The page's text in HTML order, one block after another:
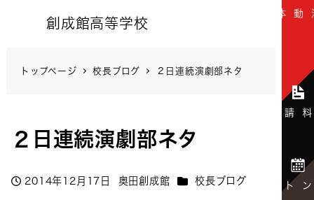
創成館高等学校
トップページ 校長ブログ ２日連続演劇部ネタ
２日連続演劇部ネタ
投稿日
2014年12月17日
著
奥田創成館 カテゴリー
校長ブログ